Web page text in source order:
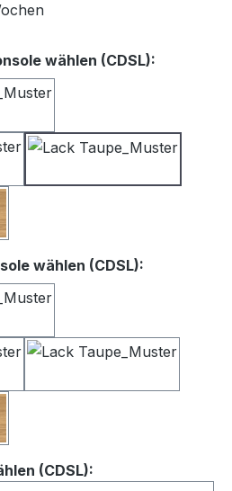
wählen (CDSL):
wählen (CDSL):
(CDSL):